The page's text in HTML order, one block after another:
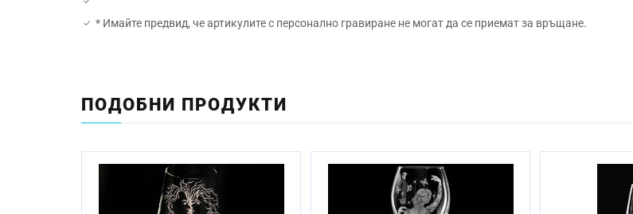
* Имайте предвид, че артикулите с персонално гравиране не могат да се приемат за връщане.
Начин на гравиране:
Размер:
Миене в съдомиялна машина: Да
Стандартен срок за изработка: 3 до 10 работни дни
ПОДОБНИ ПРОДУКТИ